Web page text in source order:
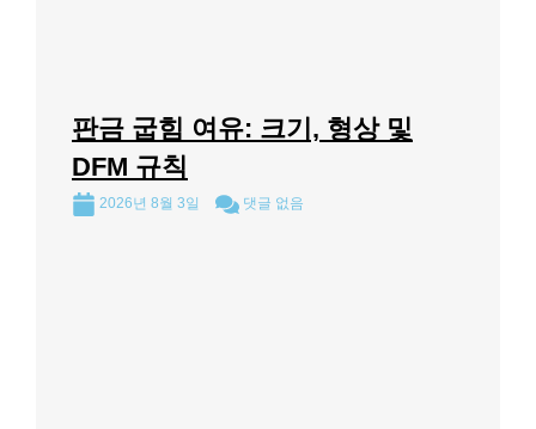
판금 굽힘 여유: 크기, 형상 및
DFM 규칙
2026년 8월 3일 댓글 없음